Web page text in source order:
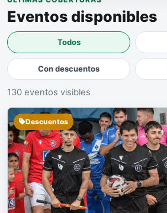
Eventos disponibles
Todos
Con descuentos
130 eventos visibles
Descuentos